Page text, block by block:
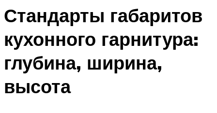
Стандарты габаритов
кухонного гарнитура:
глубина, ширина,
высота